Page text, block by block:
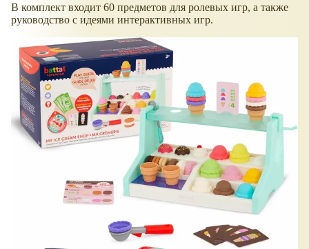
В комплект входит 60 предметов для ролевых игр, а также
руководство с идеями интерактивных игр.